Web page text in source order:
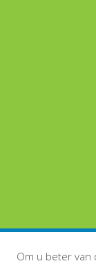
Om u beter van